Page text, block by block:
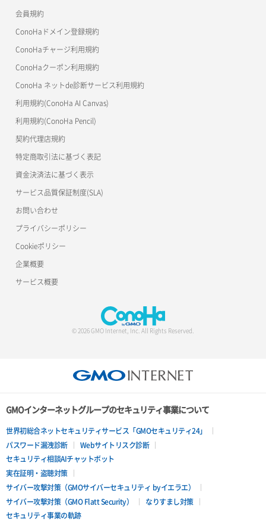
美雲このは徹底ガイド
会員規約
ConoHaドメイン登録規約
ConoHaチャージ利用規約
ConoHaクーポン利用規約
ConoHa ネットde診断サービス利用規約
利用規約(ConoHa AI Canvas)
利用規約(ConoHa Pencil)
契約代理店規約
特定商取引法に基づく表記
資金決済法に基づく表示
サービス品質保証制度(SLA)
お問い合わせ
プライバシーポリシー
Cookieポリシー
企業概要
サービス概要
© 2026 GMO Internet, Inc. All Rights Reserved.
GMOインターネットグループのセキュリティ事業について
世界初総合ネットセキュリティサービス「GMOセキュリティ24」
パスワード漏洩診断
Webサイトリスク診断
セキュリティ相談AIチャットボット
実在証明・盗聴対策
サイバー攻撃対策（GMOサイバーセキュリティ byイエラエ）
サイバー攻撃対策（GMO Flatt Security）
なりすまし対策
セキュリティ事業の軌跡